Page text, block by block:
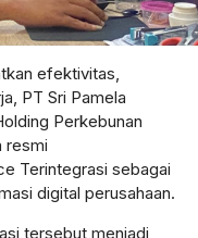
efektivitas,
PT Sri Pamela
Perkebunan
resmi
Terintegrasi sebagai
digital perusahaan.
tersebut menjadi